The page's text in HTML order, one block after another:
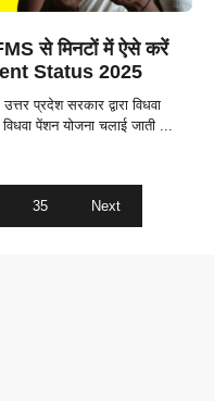
से मिनटों में ऐसे करें
Status 2025
प्रदेश सरकार द्वारा विधवा
पेंशन योजना चलाई जाती ...
35 Next